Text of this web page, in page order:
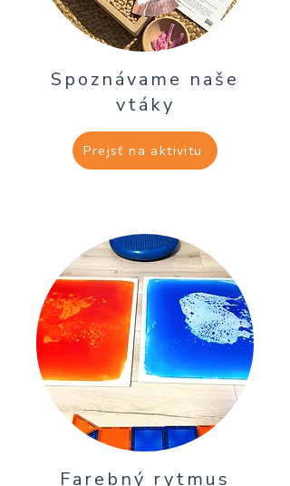
Spoznávame naše
vtáky
Prejsť na aktivitu
Farebný rytmus